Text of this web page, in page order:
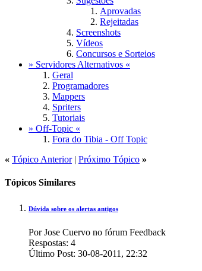
Aprovadas
Rejeitadas
Screenshots
Vídeos
Concursos e Sorteios
» Servidores Alternativos «
Geral
Programadores
Mappers
Spriters
Tutoriais
» Off-Topic «
Fora do Tibia - Off Topic
« Tópico Anterior| Próximo Tópico »
Tópicos Similares
Dúvida sobre os alertas antigos
Por Jose Cuervo no fórum Feedback
Respostas: 4
Último Post: 30-08-2011, 22:32